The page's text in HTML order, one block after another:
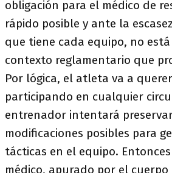
obligación para el médico de
rápido posible y ante la
que tiene cada equipo, no
contexto reglamentario que
Por lógica, el atleta va a
participando en cualquier
entrenador intentará
modificaciones posibles para
tácticas en el equipo.
médico, apurado por el